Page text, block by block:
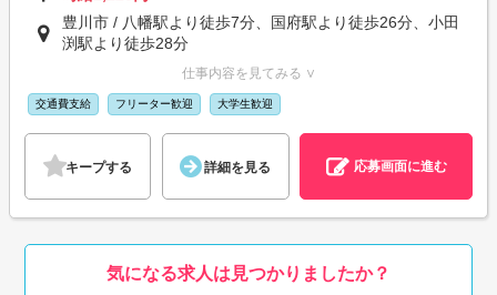
豊川市 / 八幡駅より徒歩7分、国府駅より徒歩26分、小田
渕駅より徒歩28分
仕事内容を見てみる ∨
交通費支給 フリーター歓迎 大学生歓迎
キープする 詳細を見る 応募画面に進む
気になる求人は見つかりましたか？